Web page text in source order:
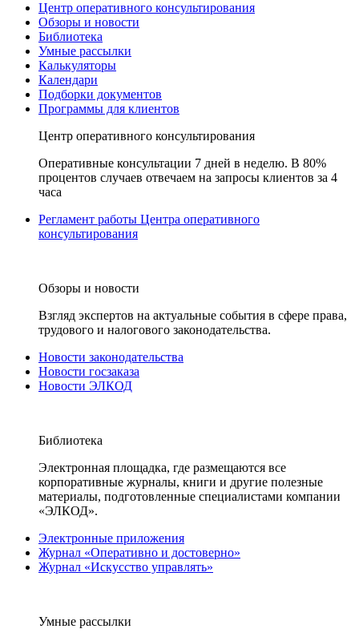
Центр оперативного консультирования
Обзоры и новости
Библиотека
Умные рассылки
Калькуляторы
Календари
Подборки документов
Программы для клиентов
Центр оперативного консультирования
Оперативные консультации 7 дней в неделю. В 80%
процентов случаев отвечаем на запросы клиентов за 4
часа
Регламент работы Центра оперативного
консультирования
Обзоры и новости
Взгляд экспертов на актуальные события в сфере права,
трудового и налогового законодательства.
Новости законодательства
Новости госзаказа
Новости ЭЛКОД
Библиотека
Электронная площадка, где размещаются все
корпоративные журналы, книги и другие полезные
материалы, подготовленные специалистами компании
«ЭЛКОД».
Электронные приложения
Журнал «Оперативно и достоверно»
Журнал «Искусство управлять»
Умные рассылки